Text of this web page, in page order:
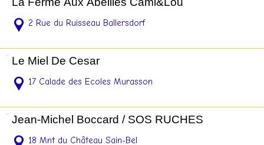
2 Rue du Ruisseau Ballersdorf
Le Miel De Cesar
17 Calade des Ecoles Murasson
Jean-Michel Boccard / SOS RUCHES
18 Mnt du Château Sain-Bel